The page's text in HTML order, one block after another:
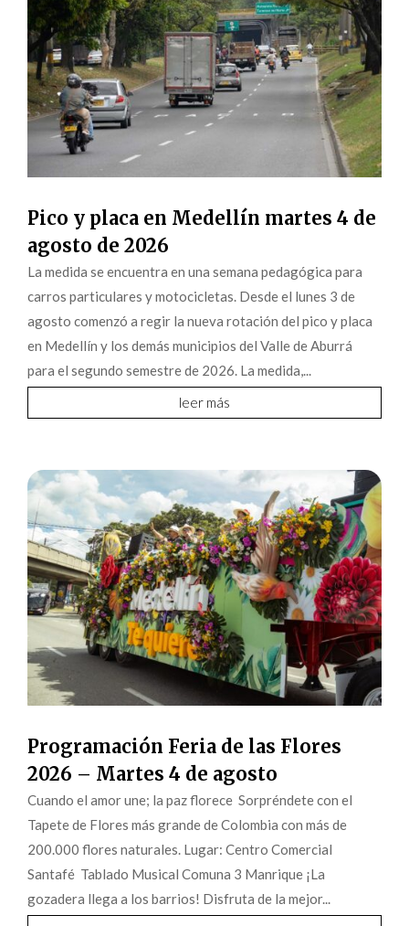
Pico y placa en Medellín martes 4 de
agosto de 2026
La medida se encuentra en una semana pedagógica para
carros particulares y motocicletas. Desde el lunes 3 de
agosto comenzó a regir la nueva rotación del pico y placa
en Medellín y los demás municipios del Valle de Aburrá
para el segundo semestre de 2026. La medida,...
leer más
Programación Feria de las Flores
2026 – Martes 4 de agosto
Cuando el amor une; la paz florece Sorpréndete con el
Tapete de Flores más grande de Colombia con más de
200.000 flores naturales. Lugar: Centro Comercial
Santafé Tablado Musical Comuna 3 Manrique ¡La
gozadera llega a los barrios! Disfruta de la mejor...